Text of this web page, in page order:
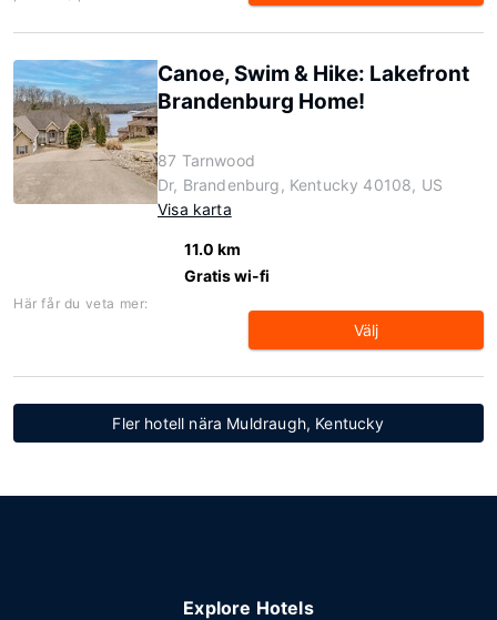
Canoe, Swim & Hike: Lakefront
Brandenburg Home!
87 Tarnwood
Dr, Brandenburg, Kentucky 40108, US
Visa karta
11.0 km
Gratis wi-fi
Här får du veta mer:
Välj
Fler hotell nära Muldraugh, Kentucky
Explore Hotels